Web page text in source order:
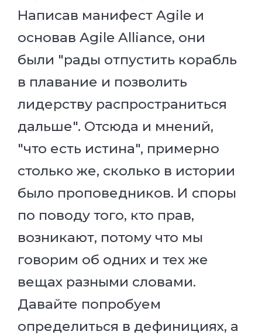
Написав манифест Agile и
основав Agile Alliance, они
были "рады отпустить корабль
в плавание и позволить
лидерству распространиться
дальше". Отсюда и мнений,
"что есть истина", примерно
столько же, сколько в истории
было проповедников. И споры
по поводу того, кто прав,
возникают, потому что мы
говорим об одних и тех же
вещах разными словами.
Давайте попробуем
определиться в дефинициях, а